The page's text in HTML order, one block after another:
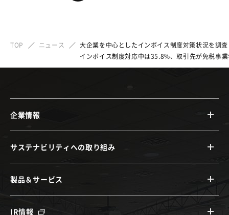
TOP ニュース
大企業を中心としたインボイス制度対策状況を調査
インボイス制度対応中は35.8%、取引先が免税事
企業情報
サステナビリティへの取り組み
製品＆サービス
IR情報